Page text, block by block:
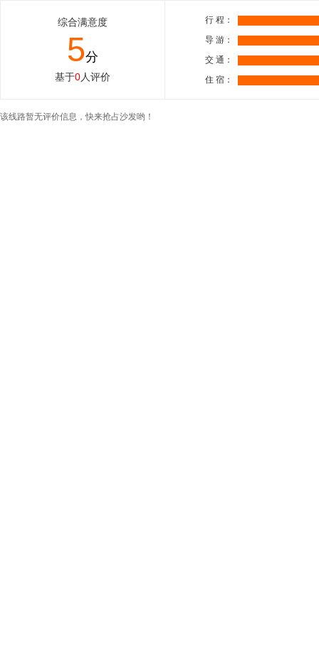
综合满意度
5分
基于0人评价
行 程：
导 游：
交 通：
住 宿：
该线路暂无评价信息，快来抢占沙发哟！